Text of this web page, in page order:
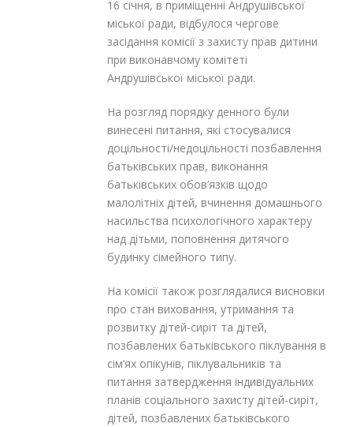
16 січня, в приміщенні Андрушівської
міської ради, відбулося чергове
засідання комісії з захисту прав дитини
при виконавчому комітеті
Андрушівської міської ради.
На розгляд порядку денного були
винесені питання, які стосувалися
доцільності/недоцільності позбавлення
батьківських прав, виконання
батьківських обов’язків щодо
малолітніх дітей, вчинення домашнього
насильства психологічного характеру
над дітьми, поповнення дитячого
будинку сімейного типу.
На комісії також розглядалися висновки
про стан виховання, утримання та
розвитку дітей-сиріт та дітей,
позбавлених батьківського піклування в
сім’ях опікунів, піклувальників та
питання затвердження індивідуальних
планів соціального захисту дітей-сиріт,
дітей, позбавлених батьківського